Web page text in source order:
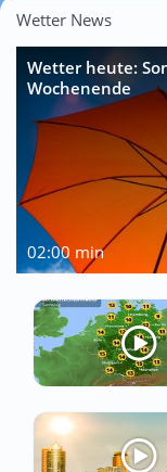
Wetter News
Wetter heute:
Wochenende
02:00 min